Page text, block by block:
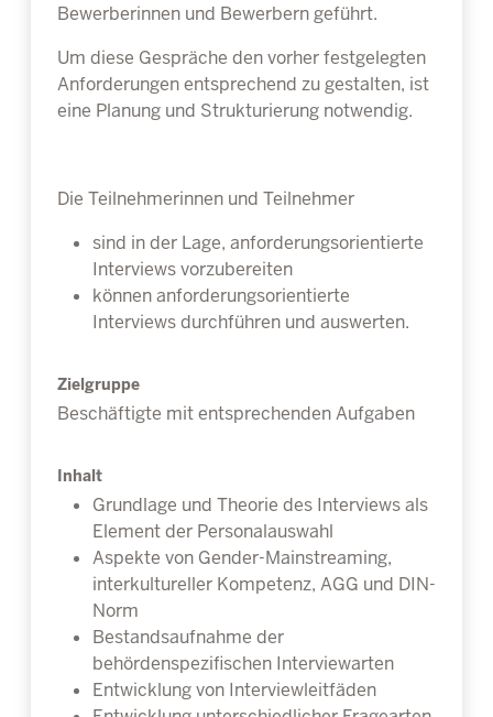
Bewerberinnen und Bewerbern geführt.
Um diese Gespräche den vorher festgelegten
Anforderungen entsprechend zu gestalten, ist
eine Planung und Strukturierung notwendig.
Die Teilnehmerinnen und Teilnehmer
sind in der Lage, anforderungsorientierte
Interviews vorzubereiten
können anforderungsorientierte
Interviews durchführen und auswerten.
Zielgruppe
Beschäftigte mit entsprechenden Aufgaben
Inhalt
Grundlage und Theorie des Interviews als
Element der Personalauswahl
Aspekte von Gender-Mainstreaming,
interkultureller Kompetenz, AGG und DIN-
Norm
Bestandsaufnahme der
behördenspezifischen Interviewarten
Entwicklung von Interviewleitfäden